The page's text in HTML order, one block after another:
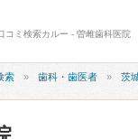
コミ検索カルー - 曽雌歯科医院
索 歯科・歯医者 茨